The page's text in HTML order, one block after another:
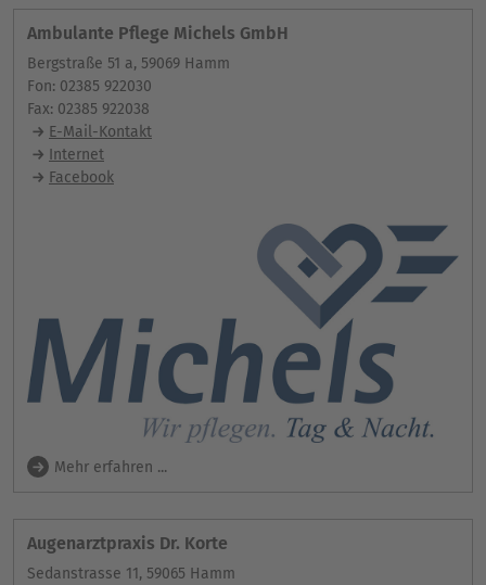
Ambulante Pflege Michels GmbH
Bergstraße 51 a, 59069 Hamm
Fon: 02385 922030
Fax: 02385 922038
E-Mail-Kontakt
Internet
Facebook
Mehr erfahren ...
Augenarztpraxis Dr. Korte
Sedanstrasse 11, 59065 Hamm